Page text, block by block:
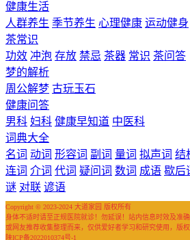
健康生活
人群养生 季节养生 心理健康 运动健身
茶常识
功效 冲泡 存放 禁忌 茶器 常识 茶问答
梦的解析
周公解梦 古玩玉石
健康问答
男科 妇科 健康早知道 中医科
词典大全
名词 动词 形容词 副词 量词 拟声词 结
连词 介词 代词 疑问词 数词 成语 歇后
谜 对联 谚语
Copyright © 2023-2024 大道家园 版权所有
身体不适时请至正规医院就诊！勿延误！站内信息时效及准
或网友推荐收集整理而来，仅供爱好者学习和研究使用，版权
陕ICP备2022010374号-1